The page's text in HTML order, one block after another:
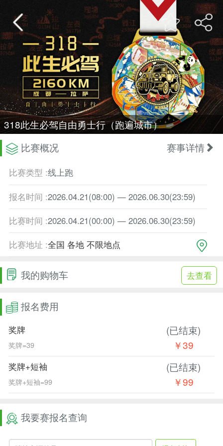
318此生必驾自由勇士行（跑遍城市）
比赛概况
赛事详情
比赛类型 :线上跑
报名时间 :2026.04.21(08:00) — 2026.06.30(23:59)
比赛时间 :2026.04.21(00:00) — 2026.06.30(23:59)
比赛地址 :全国 各地 不限地点
我的购物车 去查看
报名费用
奖牌
奖牌=39
(已结束)
￥39
奖牌+短袖
奖牌+短袖=99
(已结束)
￥99
我要赛报名查询